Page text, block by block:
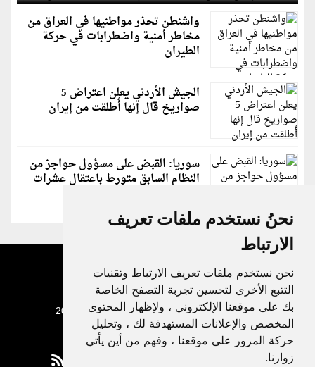
نحنُ نستخدم ملفات تعريف
الارتباط
نحن نستخدم ملفات تعريف الارتباط وتقنيات
التتبع الأخرى لتحسين تجربة التصفح الخاصة
بك على موقعنا الإلكتروني ، ولإظهار المحتوى
المخصص والإعلانات المستهدفة لك ، وتحليل
حركة المرور على موقعنا ، وفهم من أين يأتي
زوارنا.
واشنطن تحذر مواطنيها في العراق من
مخاطر أمنية واضطرابات في حركة
الطيران
الجيش الأردني يعلن اعتراض 5
صواريخ قال إنها أُطلقت من إيران
سوريا: القبض على مسؤول حواجز من
النظام السابق متورط باعتقال عشرات
جميع الحقوق محفوظة لدنيا الوطن © 2003 - 2022